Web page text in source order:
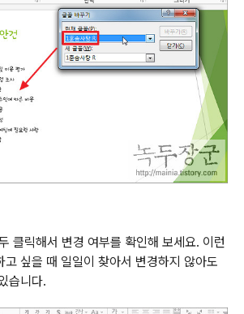
클릭해서 변경 여부를 확인해 보세요. 이런
고 싶을 때 일일이 찾아서 변경하지 않아도
습니다.